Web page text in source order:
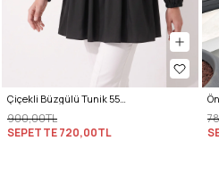
Çiçekli Büzgülü Tunik 5501 - SİYAH
900,00TL
SEPETTE720,00TL